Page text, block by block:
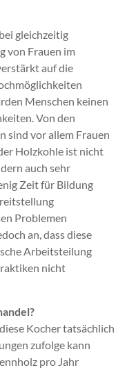
gleichzeitig
von Frauen im
auf die
Menschen keinen
Von den
sind vor allem Frauen
Holzkohle ist nicht
auch sehr
Zeit für Bildung
Problemen
an, dass diese
Arbeitsteilung
nicht
Kocher tatsächlich
zufolge kann
pro Jahr